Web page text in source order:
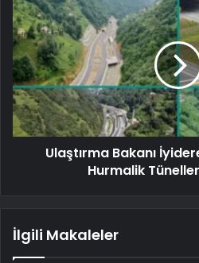
Ulaştırma Bakanı
Hurmalik
İlgili Makaleler